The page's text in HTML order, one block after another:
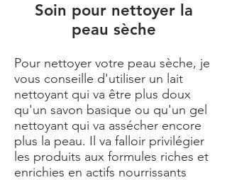
Soin pour nettoyer la
peau sèche
Pour nettoyer votre peau sèche, je
vous conseille d'utiliser un lait
nettoyant qui va être plus doux
qu'un savon basique ou qu'un gel
nettoyant qui va assécher encore
plus la peau. Il va falloir privilégier
les produits aux formules riches et
enrichies en actifs nourrissants